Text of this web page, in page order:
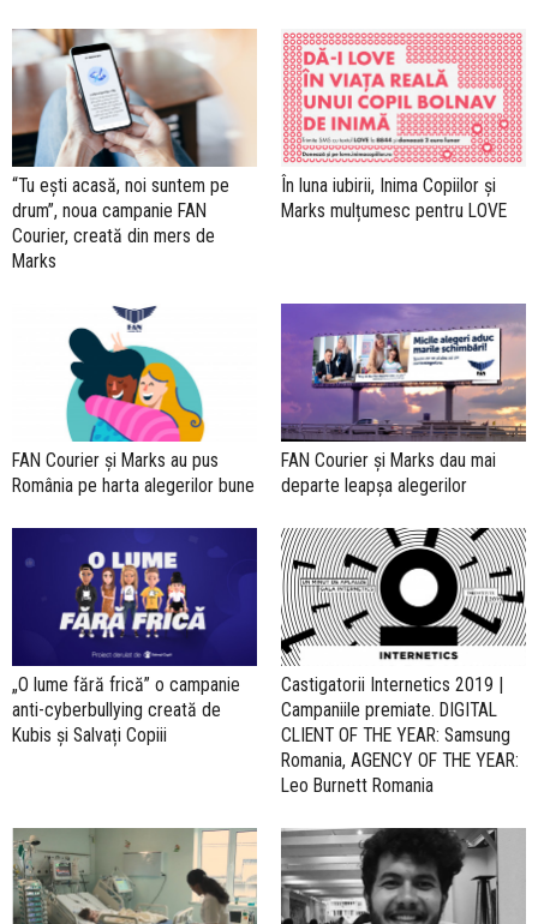
“Tu ești acasă, noi suntem pe
drum”, noua campanie FAN
Courier, creată din mers de
Marks
În luna iubirii, Inima Copiilor și
Marks mulțumesc pentru LOVE
FAN Courier și Marks au pus
România pe harta alegerilor bune
FAN Courier și Marks dau mai
departe leapșa alegerilor
„O lume fără frică” o campanie
anti-cyberbullying creată de
Kubis și Salvați Copiii
Castigatorii Internetics 2019 |
Campaniile premiate. DIGITAL
CLIENT OF THE YEAR: Samsung
Romania, AGENCY OF THE YEAR:
Leo Burnett Romania